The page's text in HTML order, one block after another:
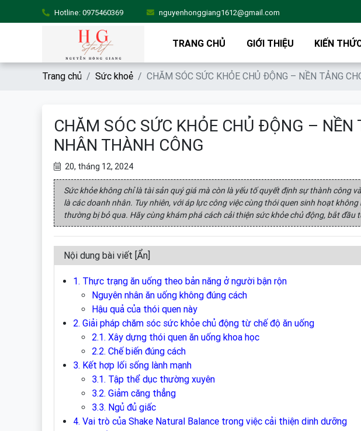
Hotline: 0975460369 nguyenhonggiang1612@gmail.com
TRANG CHỦ GIỚI THIỆU KIẾN
Trang chủ Sức khoẻ CHĂM SÓC SỨC KHỎE CHỦ ĐỘNG – NỀN TẢNG
CHĂM SÓC SỨC KHỎE CHỦ ĐỘNG – NỀN
NHÂN THÀNH CÔNG
20, tháng 12, 2024
Sức khỏe không chỉ là tài sản quý giá mà còn là yếu tố quyết định sự thành công
là các doanh nhân. Tuy nhiên, với áp lực công việc cùng thói quen sinh hoạt không
thường bị bỏ qua. Hãy cùng khám phá cách cải thiện sức khỏe chủ động, bắt đầu
Nội dung bài viết [Ẩn]
1. Thực trạng ăn uống theo bản năng ở người bận rộn
Nguyên nhân ăn uống không đúng cách
Hậu quả của thói quen này
2. Giải pháp chăm sóc sức khỏe chủ động từ chế độ ăn uống
2.1. Xây dựng thói quen ăn uống khoa học
2.2. Chế biến đúng cách
3. Kết hợp lối sống lành mạnh
3.1. Tập thể dục thường xuyên
3.2. Giảm căng thẳng
3.3. Ngủ đủ giấc
4. Vai trò của Shake Natural Balance trong việc cải thiện dinh dưỡng